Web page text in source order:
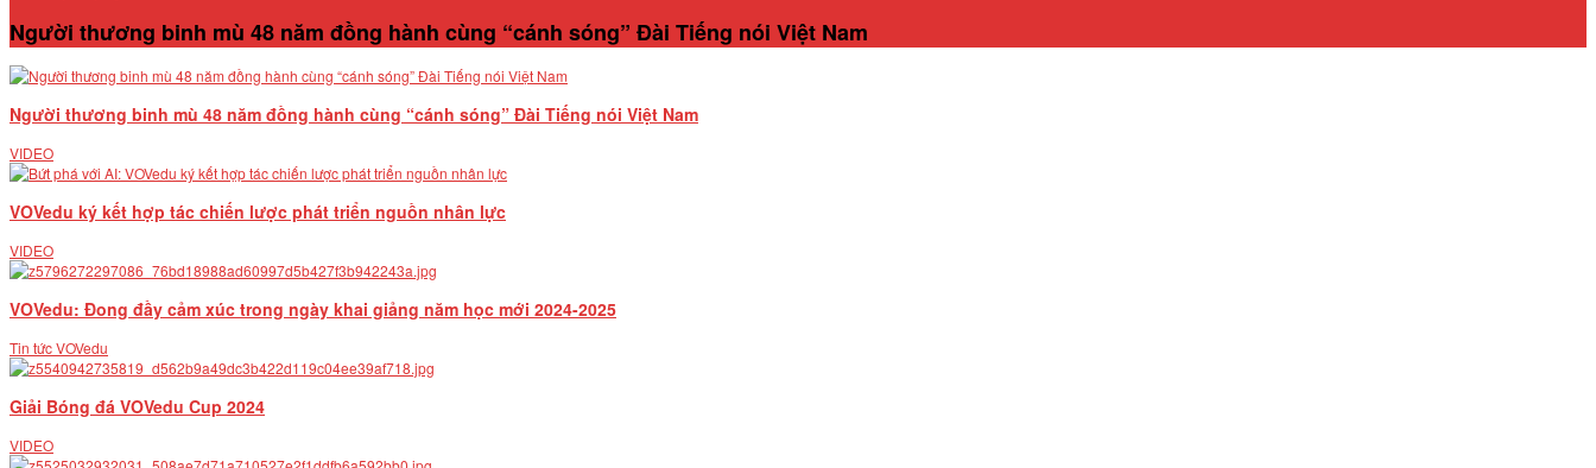
Người thương binh mù 48 năm đồng hành cùng “cánh sóng” Đài Tiếng nói Việt Nam
Người thương binh mù 48 năm đồng hành cùng “cánh sóng” Đài Tiếng nói Việt Nam
VIDEO
VOVedu ký kết hợp tác chiến lược phát triển nguồn nhân lực
VIDEO
VOVedu: Đong đầy cảm xúc trong ngày khai giảng năm học mới 2024-2025
Tin tức VOVedu
Giải Bóng đá VOVedu Cup 2024
VIDEO